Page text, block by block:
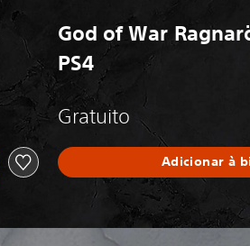
God of War
PS4
Gratuito
Adicionar à